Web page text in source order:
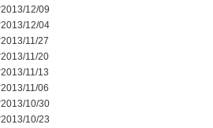
2013/12/09
2013/12/04
2013/11/27
2013/11/20
2013/11/13
2013/11/06
2013/10/30
2013/10/23